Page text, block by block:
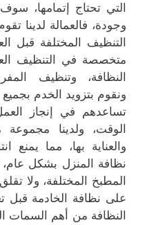
التي تحتاج إتمامها،
وجودة، فالعمالة لدينا
التنظيف المختلفة قبل
متخصصة في التنظيف
النظافة، وتنظيف
ونقوم بتزويد الخدم
تساعدهم في إنجاز
الوقت، ولدينا
والعناية بها، مما
نظافة المنزل بشكل
المطبخ المختلفة، ولا
على نظافة الخادمة قبل
النظافة من أهم السمات